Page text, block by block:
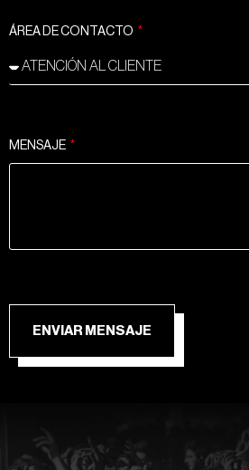
ÁREA DE CONTACTO
MENSAJE
ENVIAR MENSAJE